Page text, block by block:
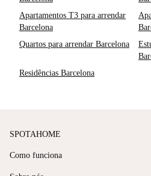
Apartamentos T3 para arrendar
Barcelona
Quartos para arrendar Barcelona
Residências Barcelona
SPOTAHOME
Como funciona